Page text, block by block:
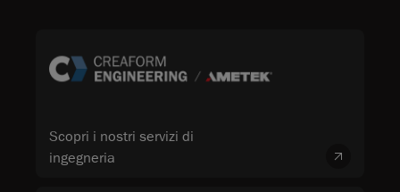
Scopri i nostri servizi di
ingegneria